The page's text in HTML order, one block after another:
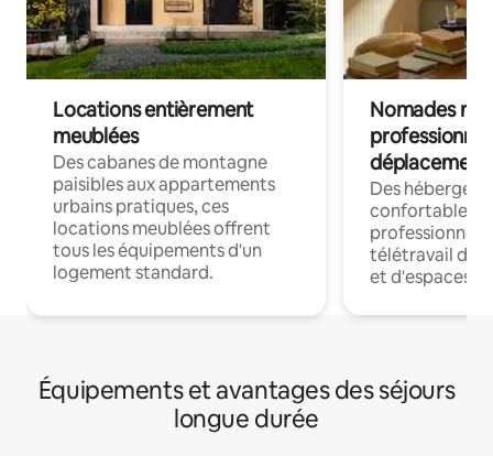
Locations entièrement
meublées
Des cabanes de montagne
paisibles aux appartements
urbains pratiques, ces
locations meublées offrent
tous les équipements d'un
logement standard.
Nomades
déplacement
Des
confortables
professionnels
télétravail
et d'espaces
Équipements et avantages des séjours
longue durée